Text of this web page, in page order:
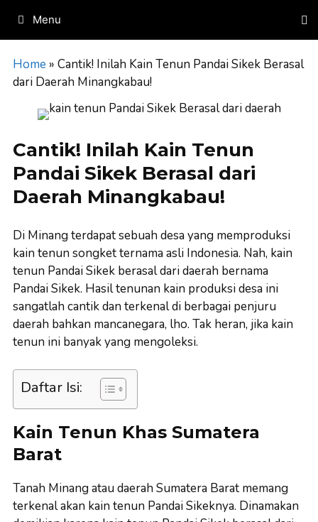
content
Menu
Home » Cantik! Inilah Kain Tenun Pandai Sikek Berasal
dari Daerah Minangkabau!
Cantik! Inilah Kain Tenun
Pandai Sikek Berasal dari
Daerah Minangkabau!
Di Minang terdapat sebuah desa yang memproduksi
kain tenun songket ternama asli Indonesia. Nah, kain
tenun Pandai Sikek berasal dari daerah bernama
Pandai Sikek. Hasil tenunan kain produksi desa ini
sangatlah cantik dan terkenal di berbagai penjuru
daerah bahkan mancanegara, lho. Tak heran, jika kain
tenun ini banyak yang mengoleksi.
Daftar Isi:
Kain Tenun Khas Sumatera
Barat
Tanah Minang atau daerah Sumatera Barat memang
terkenal akan kain tenun Pandai Sikeknya. Dinamakan